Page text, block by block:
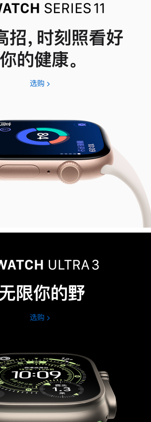
招，时刻照看好
你的健康。
选购 Apple
11
无限你的野
选购 Apple
3